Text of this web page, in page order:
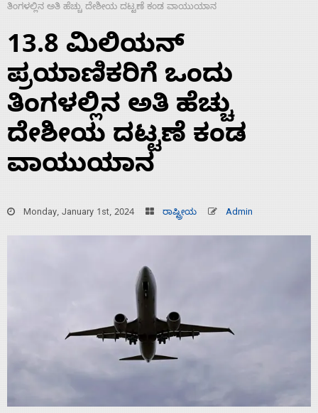
ತಿಂಗಳಲ್ಲಿನ ಅತಿ ಹೆಚ್ಚು ದೇಶೀಯ ದಟ್ಟಣೆ ಕಂಡ ವಾಯುಯಾನ
13.8 ಮಿಲಿಯನ್
ಪ್ರಯಾಣಿಕರಿಗೆ ಒಂದು
ತಿಂಗಳಲ್ಲಿನ ಅತಿ ಹೆಚ್ಚು
ದೇಶೀಯ ದಟ್ಟಣೆ ಕಂಡ
ವಾಯುಯಾನ
Monday, January 1st, 2024 ರಾಷ್ಟ್ರೀಯ Admin